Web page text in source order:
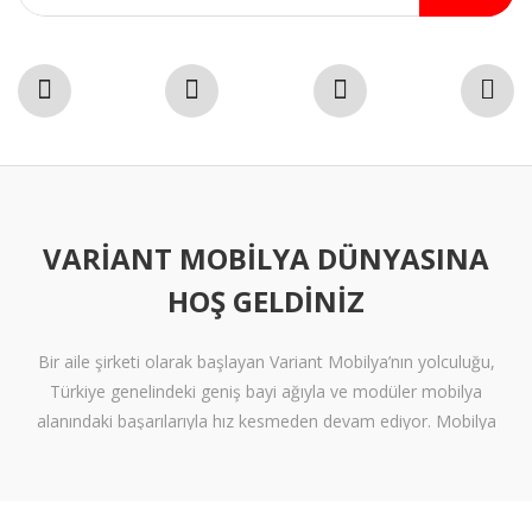
VARIANT MOBILYA DÜNYASINA
HOŞ GELDINIZ
Bir aile şirketi olarak başlayan Variant Mobilya’nın yolculuğu,
Türkiye genelindeki geniş bayi ağıyla ve modüler mobilya
alanındaki başarılarıyla hız kesmeden devam ediyor. Mobilya